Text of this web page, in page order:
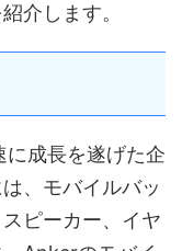
介します。
成長を遂げた企
、モバイルバッ
ピーカー、イヤ